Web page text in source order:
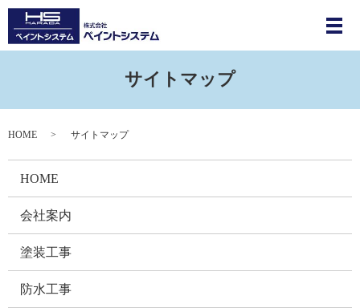
メ
サイトマップ
HOME サイトマップ
HOME
会社案内
塗装工事
防水工事